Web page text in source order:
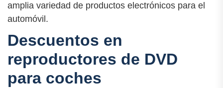
amplia variedad de productos electrónicos para el
automóvil.
Descuentos en
reproductores de DVD
para coches